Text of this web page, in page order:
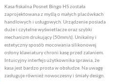
Kasa fiskalna Posnet Bingo HS została
zaprojektowana z myślą o małych placówkach
handlowych i usługowych. Urządzenie posiada
duże i czytelne wyświetlacze oraz szybki
mechanizm drukujący (50mm/s). Unikalny i
estetyczny sposób mocowania silikonowej
osłony klawiatury chroni kasę przed zalaniem.
Intuicyjny interfejs użytkownika sprawia, że
kasa jest bardzo prosta w obsłudze. Na uwagę
zasługuje również nowoczesny i śmiały design.